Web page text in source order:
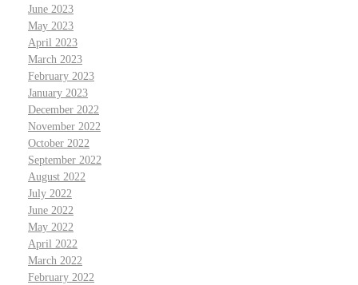
June 2023
May 2023
April 2023
March 2023
February 2023
January 2023
December 2022
November 2022
October 2022
September 2022
August 2022
July 2022
June 2022
May 2022
April 2022
March 2022
February 2022